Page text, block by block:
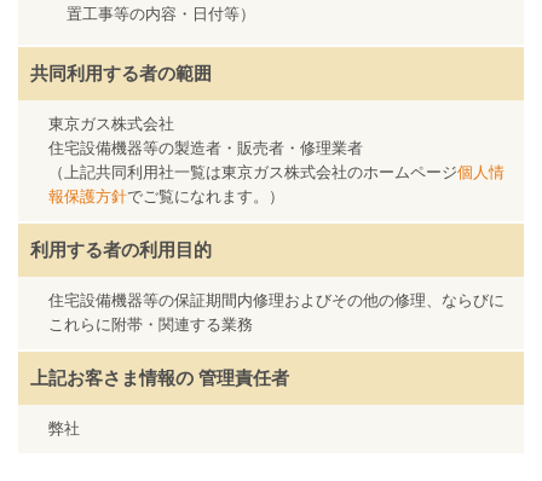
置工事等の内容・日付等）
共同利用する者の範囲
東京ガス株式会社
住宅設備機器等の製造者・販売者・修理業者
（上記共同利用社一覧は東京ガス株式会社のホームページ個人情
報保護方針でご覧になれます。）
利用する者の利用目的
住宅設備機器等の保証期間内修理およびその他の修理、ならびに
これらに附帯・関連する業務
上記お客さま情報の 管理責任者
弊社